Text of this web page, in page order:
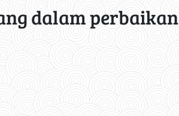
dalam perbaikan